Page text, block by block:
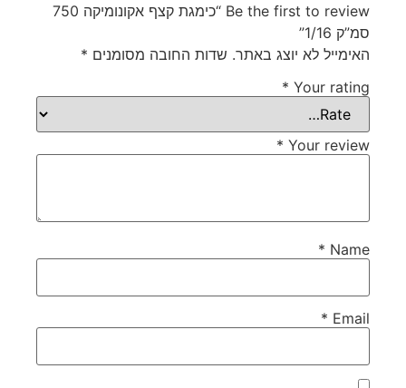
Be the first to review “כימגת קצף אקונומיקה 750
סמ”ק 1/16”
האימייל לא יוצג באתר. שדות החובה מסומנים *
Your rating
*
Your review
*
Name
*
Email
*